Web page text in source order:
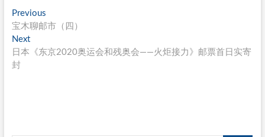
文
章
导
航
PreviousPrevious
post:
宝木聊邮市（四）
NextNext
post:
日本《东京2020奥运会和残奥会——火炬接力》邮票首日实寄
封